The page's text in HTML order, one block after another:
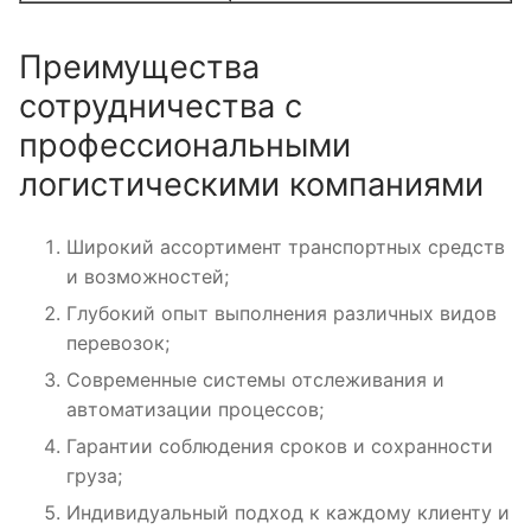
Преимущества
сотрудничества с
профессиональными
логистическими компаниями
Широкий ассортимент транспортных средств
и возможностей;
Глубокий опыт выполнения различных видов
перевозок;
Современные системы отслеживания и
автоматизации процессов;
Гарантии соблюдения сроков и сохранности
груза;
Индивидуальный подход к каждому клиенту и